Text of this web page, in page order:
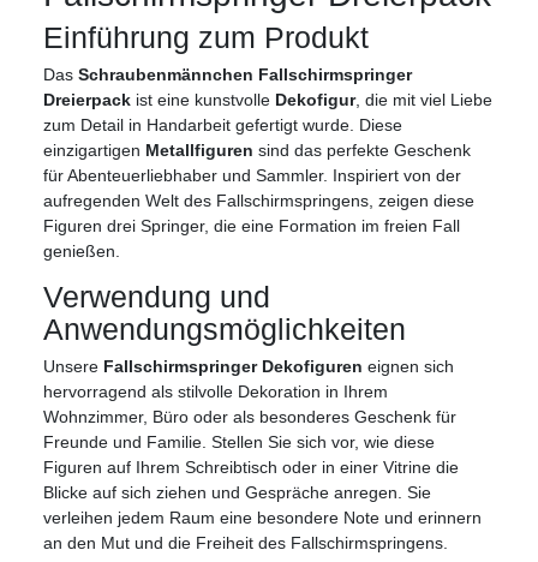
Einführung zum Produkt
Das Schraubenmännchen Fallschirmspringer
Dreierpack ist eine kunstvolle Dekofigur, die mit viel Liebe
zum Detail in Handarbeit gefertigt wurde. Diese
einzigartigen Metallfiguren sind das perfekte Geschenk
für Abenteuerliebhaber und Sammler. Inspiriert von der
aufregenden Welt des Fallschirmspringens, zeigen diese
Figuren drei Springer, die eine Formation im freien Fall
genießen.
Verwendung und
Anwendungsmöglichkeiten
Unsere Fallschirmspringer Dekofiguren eignen sich
hervorragend als stilvolle Dekoration in Ihrem
Wohnzimmer, Büro oder als besonderes Geschenk für
Freunde und Familie. Stellen Sie sich vor, wie diese
Figuren auf Ihrem Schreibtisch oder in einer Vitrine die
Blicke auf sich ziehen und Gespräche anregen. Sie
verleihen jedem Raum eine besondere Note und erinnern
an den Mut und die Freiheit des Fallschirmspringens.